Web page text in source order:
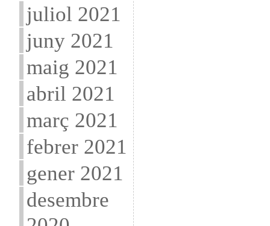
juliol 2021
juny 2021
maig 2021
abril 2021
març 2021
febrer 2021
gener 2021
desembre